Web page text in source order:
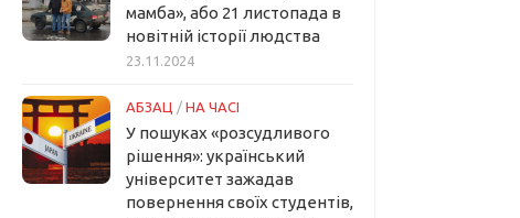
мамба», або 21 листопада в
новітній історії людства
23.11.2024
АБЗАЦ / НА ЧАСІ
У пошуках «розсудливого
рішення»: український
університет зажадав
повернення своїх студентів,